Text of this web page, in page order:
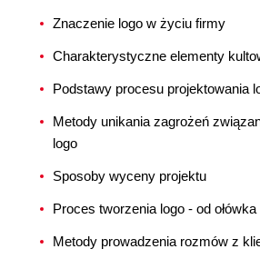
Znaczenie logo w życiu firmy
Charakterystyczne elementy
Podstawy procesu projektowania
Metody unikania zagrożeń
logo
Sposoby wyceny projektu
Proces tworzenia logo - od
Metody prowadzenia rozmów z